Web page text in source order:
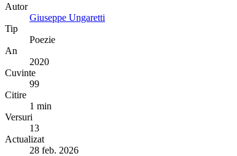
Autor
Giuseppe Ungaretti
Tip
Poezie
An
2020
Cuvinte
99
Citire
1 min
Versuri
13
Actualizat
28 feb. 2026